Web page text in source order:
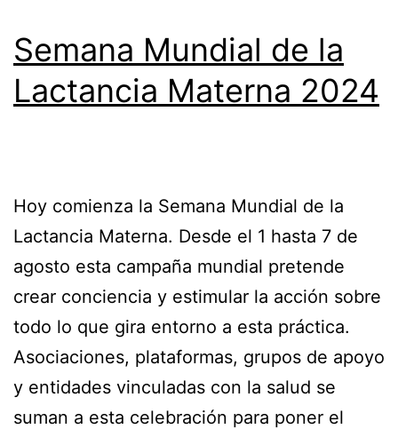
Semana Mundial de la
Lactancia Materna 2024
Hoy comienza la Semana Mundial de la
Lactancia Materna. Desde el 1 hasta 7 de
agosto esta campaña mundial pretende
crear conciencia y estimular la acción sobre
todo lo que gira entorno a esta práctica.
Asociaciones, plataformas, grupos de apoyo
y entidades vinculadas con la salud se
suman a esta celebración para poner el